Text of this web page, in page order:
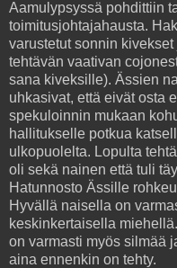
Aamulypsyssä pohdittiin
toimitusjohtajahausta.
varustetut sonnin
tehtävän vaativan
sana kiveksille). Ässien
uhkasivat, että eivät osta
spekuloinnin mukaan
hallitukselle potkua
ulkopuolelta. Lopulta
oli sekä nainen että tuli
Hatunnosto Ässille
Hyvällä naisella on
keskinkertaisella
on varmasti myös silmää
aina ennenkin on tehty.